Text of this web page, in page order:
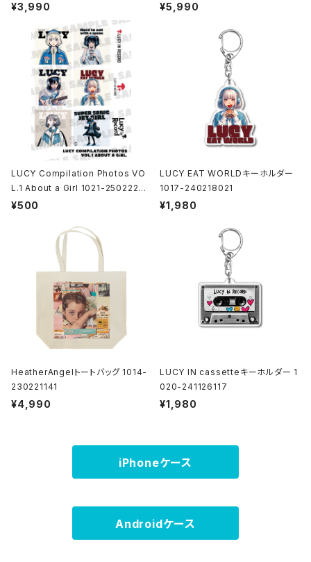
¥3,990 ¥5,990
LUCY Compilation Photos VO
L.1 About a Girl 1021-25022200
1
¥500
LUCY EAT WORLDキーホルダー
1017-240218021
¥1,980
HeatherAngelトートバッグ 1014-
230221141
¥4,990
LUCY IN cassetteキーホルダー 1
020-241126117
¥1,980
iPhoneケース
Androidケース